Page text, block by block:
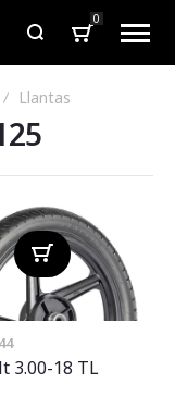
0
Llantas
3.00-18 TL